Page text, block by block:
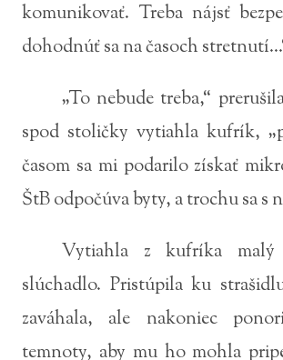
komunikovať. Treba nájsť
dohodnúť sa na časoch
„To nebude treba,“
spod stoličky vytiahla kufrík,
časom sa mi podarilo získať
ŠtB odpočúva byty, a trochu sa s
Vytiahla z kufríka
slúchadlo. Pristúpila ku
zaváhala, ale nakoniec
temnoty, aby mu ho mohla